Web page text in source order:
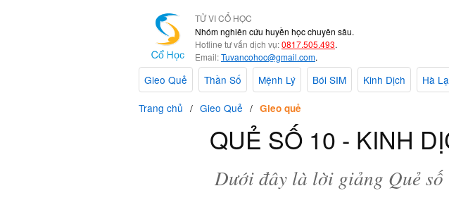
TỬ VI CỔ HỌC
Nhóm nghiên cứu huyền học chuyên sâu.
Hotline tư vấn dịch vụ:0817.505.493.
Email:Tuvancohoc@gmail.com.
Gieo Quẻ Thần Số Mệnh Lý Bói SIM Kinh Dịch Hà
Trang chủ
Gieo Quẻ Gieo quẻ
QUẺ SỐ 10 - KINH
Dưới đây là lời giảng Quẻ